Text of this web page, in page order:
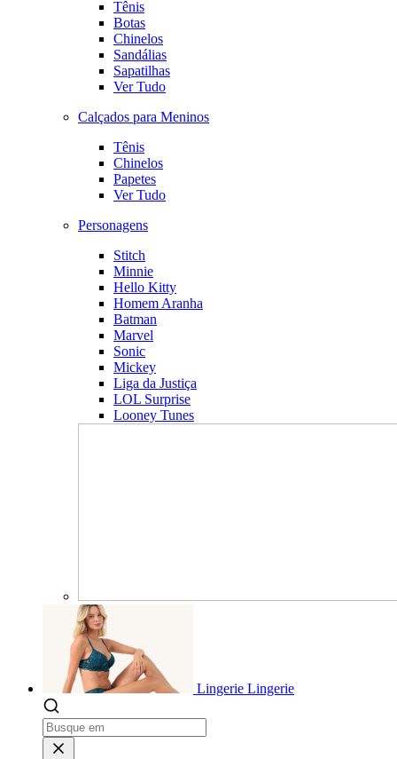
Tênis
Botas
Chinelos
Sandálias
Sapatilhas
Ver Tudo
Calçados para Meninos
Tênis
Chinelos
Papetes
Ver Tudo
Personagens
Stitch
Minnie
Hello Kitty
Homem Aranha
Batman
Marvel
Sonic
Mickey
Liga da Justiça
LOL Surprise
Looney Tunes
Lingerie Lingerie